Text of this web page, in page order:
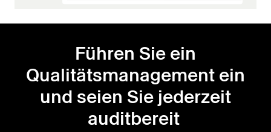
Führen Sie ein
Qualitätsmanagement ein
und seien Sie jederzeit
auditbereit